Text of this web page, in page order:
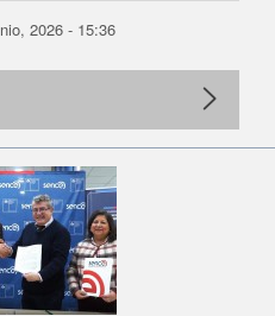
2026 - 15:36